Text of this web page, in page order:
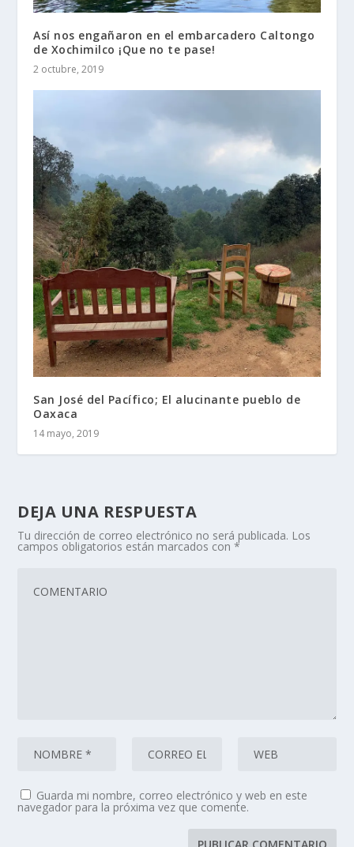
Así nos engañaron en el embarcadero Caltongo
de Xochimilco ¡Que no te pase!
2 octubre, 2019
San José del Pacífico; El alucinante pueblo de
Oaxaca
14 mayo, 2019
DEJA UNA RESPUESTA
Tu dirección de correo electrónico no será publicada. Los
campos obligatorios están marcados con*
Guarda mi nombre, correo electrónico y web en este
navegador para la próxima vez que comente.